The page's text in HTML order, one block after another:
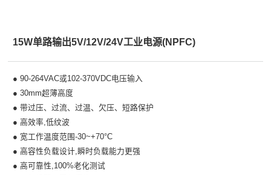
15W单路输出5V/12V/24V工业电源(NPFC)
● 90-264VAC或102-370VDC电压输入
● 30mm超薄高度
● 带过压、过流、过温、欠压、短路保护
● 高效率,低纹波
● 宽工作温度范围-30~+70°C
● 高容性负载设计,瞬时负载能力更强
● 高可靠性,100%老化测试